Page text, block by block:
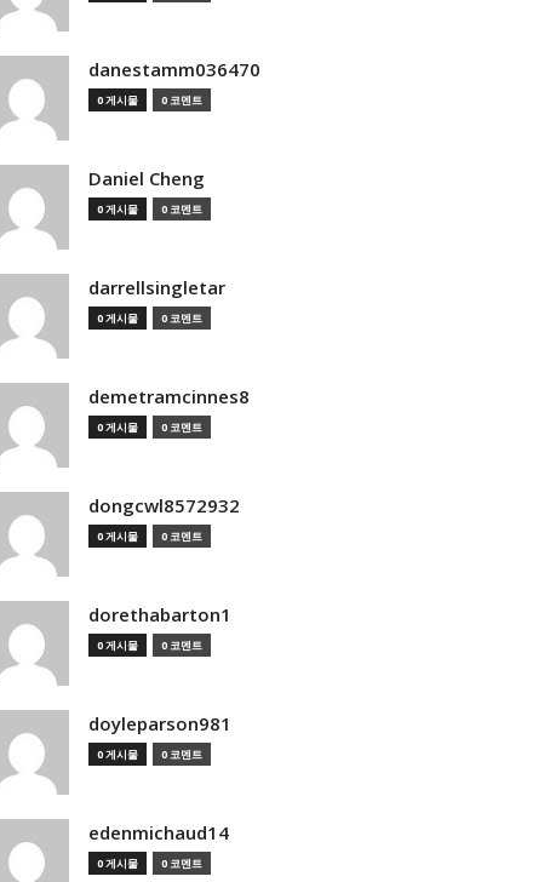
danestamm036470
0 게시물 0 코멘트
Daniel Cheng
0 게시물 0 코멘트
darrellsingletar
0 게시물 0 코멘트
demetramcinnes8
0 게시물 0 코멘트
dongcwl8572932
0 게시물 0 코멘트
dorethabarton1
0 게시물 0 코멘트
doyleparson981
0 게시물 0 코멘트
edenmichaud14
0 게시물 0 코멘트